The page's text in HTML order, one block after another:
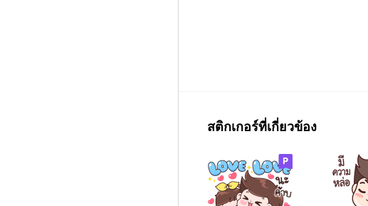
สติกเกอร์ที่เกี่ยวข้อง